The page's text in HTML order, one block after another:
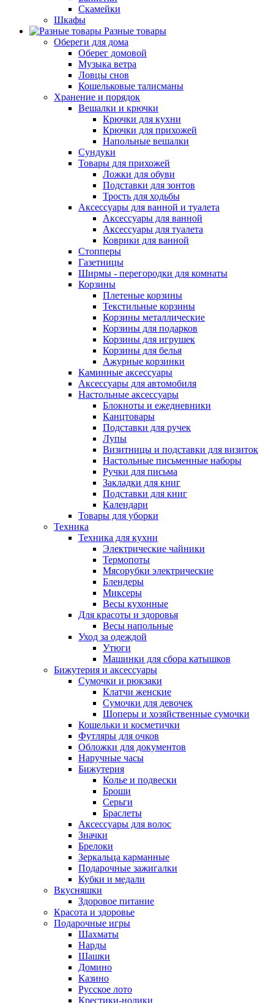
Скамейки
Шкафы
Разные товары
Обереги для дома
Оберег домовой
Музыка ветра
Ловцы снов
Кошельковые талисманы
Хранение и порядок
Вешалки и крючки
Крючки для кухни
Крючки для прихожей
Напольные вешалки
Сундуки
Товары для прихожей
Ложки для обуви
Подставки для зонтов
Трость для ходьбы
Аксессуары для ванной и туалета
Аксессуары для ванной
Аксессуары для туалета
Коврики для ванной
Стопперы
Газетницы
Ширмы - перегородки для комнаты
Корзины
Плетеные корзины
Текстильные корзины
Корзины металлические
Корзины для подарков
Корзины для игрушек
Корзины для белья
Ажурные корзинки
Каминные аксессуары
Аксессуары для автомобиля
Настольные аксессуары
Блокноты и ежедневники
Канцтовары
Подставки для ручек
Лупы
Визитницы и подставки для визиток
Настольные письменные наборы
Ручки для письма
Закладки для книг
Подставки для книг
Календари
Товары для уборки
Техника
Техника для кухни
Электрические чайники
Термопоты
Мясорубки электрические
Блендеры
Миксеры
Весы кухонные
Для красоты и здоровья
Весы напольные
Уход за одеждой
Утюги
Машинки для сбора катышков
Бижутерия и аксессуары
Сумочки и рюкзаки
Клатчи женские
Сумочки для девочек
Шоперы и хозяйственные сумочки
Кошельки и косметички
Футляры для очков
Обложки для документов
Наручные часы
Бижутерия
Колье и подвески
Броши
Серьги
Браслеты
Аксессуары для волос
Значки
Брелоки
Зеркальца карманные
Подарочные зажигалки
Кубки и медали
Вкусняшки
Здоровое питание
Красота и здоровье
Подарочные игры
Шахматы
Нарды
Шашки
Домино
Казино
Русское лото
Крестики-нолики